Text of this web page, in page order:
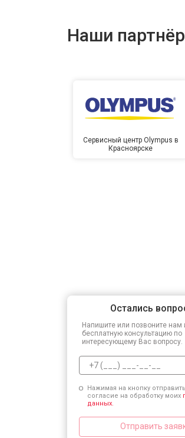
Наши
Сервисный центр Olympus в
Красноярске
Остались
Напишите или позвоните нам
бесплатную консультацию по
интересующему Вас вопросу.
Нажимая на кнопку
согласие на обработку моих
данных.
Отправить